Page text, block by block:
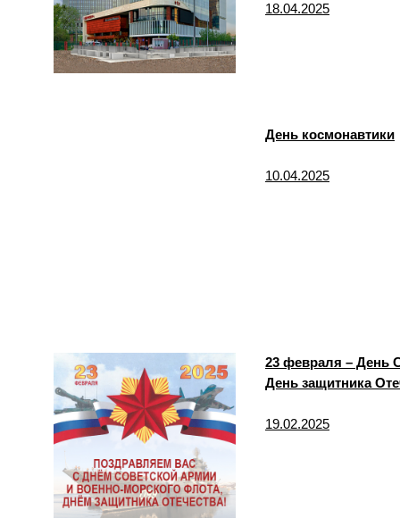
23 февраля – День
День защитника
19.02.2025
День космонавтики
10.04.2025
18.04.2025